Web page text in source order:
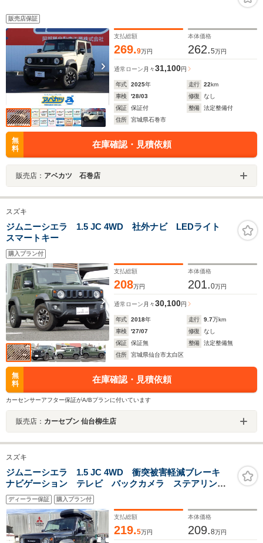
販売店保証
支払総額
269.9万円
本体価格
262.5万円
通常ローン 月々31,100円
年式 2025年 走行 22km
車検
'28/03 修復
なし
保証
保証付 整備
法定整備付
住所
宮城県石巻市
無
料
在庫確認・見積依頼
販売店： アベカツ 石巻店
スズキ
ジムニーシエラ 1.5 JC 4WD 社外ナビ LEDライト
スマートキー
購入プラン付
支払総額
208万円
本体価格
201.0万円
通常ローン 月々30,100円
年式 2018年 走行 9.7万km
車検
'27/07 修復
なし
保証
保証無 整備
法定整備無
住所
宮城県仙台市太白区
無
料
在庫確認・見積依頼
カーセンサーアフター保証がA/Bプランに付いています
販売店： カーセブン 仙台柳生店
スズキ
ジムニーシエラ 1.5 JC 4WD 衝突被害軽減ブレーキ
ナビゲーション テレビ バックカメラ ステアリング
リモコンスイッチ クルーズコントロール シートヒー
ター スマートキー プッシュスタート バニティミラ
ー付きサンバイザー
ディーラー保証 購入プラン付
支払総額
219.5万円
本体価格
209.8万円